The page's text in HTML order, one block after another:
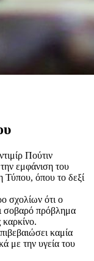
Πούτιν
εμφάνιση του
Τύπου, όπου το δεξί
σχολίων ότι ο
σοβαρό πρόβλημα
καρκίνο.
καμία
με την υγεία του